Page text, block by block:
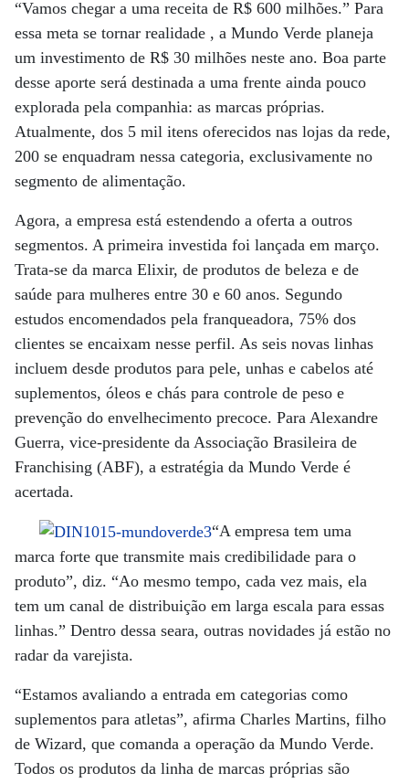
“Vamos chegar a uma receita de R$ 600 milhões.” Para
essa meta se tornar realidade , a Mundo Verde planeja
um investimento de R$ 30 milhões neste ano. Boa parte
desse aporte será destinada a uma frente ainda pouco
explorada pela companhia: as marcas próprias.
Atualmente, dos 5 mil itens oferecidos nas lojas da rede,
200 se enquadram nessa categoria, exclusivamente no
segmento de alimentação.
Agora, a empresa está estendendo a oferta a outros
segmentos. A primeira investida foi lançada em março.
Trata-se da marca Elixir, de produtos de beleza e de
saúde para mulheres entre 30 e 60 anos. Segundo
estudos encomendados pela franqueadora, 75% dos
clientes se encaixam nesse perfil. As seis novas linhas
incluem desde produtos para pele, unhas e cabelos até
suplementos, óleos e chás para controle de peso e
prevenção do envelhecimento precoce. Para Alexandre
Guerra, vice-presidente da Associação Brasileira de
Franchising (ABF), a estratégia da Mundo Verde é
acertada.
“A empresa tem uma
marca forte que transmite mais credibilidade para o
produto”, diz. “Ao mesmo tempo, cada vez mais, ela
tem um canal de distribuição em larga escala para essas
linhas.” Dentro dessa seara, outras novidades já estão no
radar da varejista.
“Estamos avaliando a entrada em categorias como
suplementos para atletas”, afirma Charles Martins, filho
de Wizard, que comanda a operação da Mundo Verde.
Todos os produtos da linha de marcas próprias são